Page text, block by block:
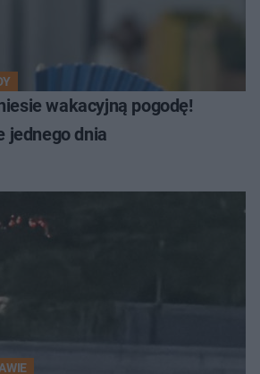
wakacyjną pogodę!
jednego dnia